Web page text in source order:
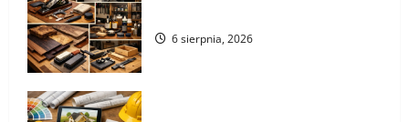
6 sierpnia, 2026